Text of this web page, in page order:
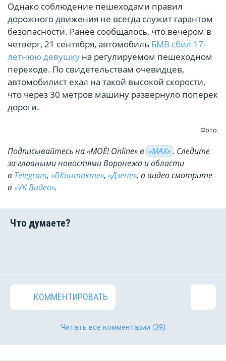
Однако соблюдение пешеходами правил
дорожного движения не всегда служит гарантом
безопасности. Ранее сообщалось, что вечером в
четверг, 21 сентября, автомобиль БМВ сбил 17-
летнюю девушку на регулируемом пешеходном
переходе. По свидетельствам очевидцев,
автомобилист ехал на такой высокой скорости,
что через 30 метров машину развернуло поперек
дороги.
Фото:
Подписывайтесь на «МОЁ! Online» в «МАХ». Cледите
за главными новостями Воронежа и области
в Telegram, «ВКонтакте», «Дзене», а видео смотрите
в «VK Видео».
КОММЕНТИРОВАТЬ
Читать все комментарии (39)